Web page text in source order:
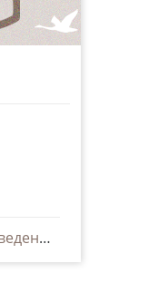
Просмотреть все сведения